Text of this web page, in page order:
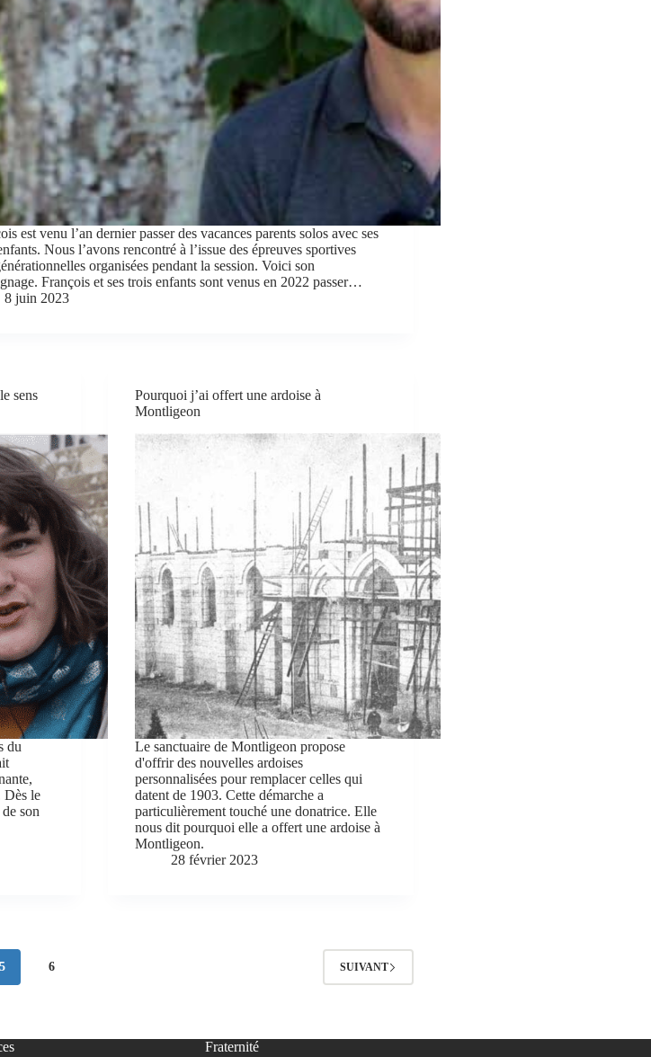
est venu l’an dernier passer des vacances parents solos avec ses
Nous l’avons rencontré à l’issue des épreuves sportives
organisées pendant la session. Voici son
François et ses trois enfants sont venus en 2022 passer…
8 juin 2023
sens
du
Dès le
son
Pourquoi j’ai offert une ardoise à
Montligeon
Le sanctuaire de Montligeon propose
d'offrir des nouvelles ardoises
personnalisées pour remplacer celles qui
datent de 1903. Cette démarche a
particulièrement touché une donatrice. Elle
nous dit pourquoi elle a offert une ardoise à
Montligeon.
28 février 2023
5 6 SUIVANT
Fraternité